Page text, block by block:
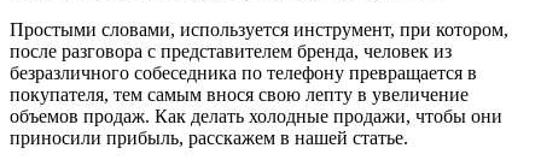
Простыми словами, используется инструмент, при котором,
после разговора с представителем бренда, человек из
безразличного собеседника по телефону превращается в
покупателя, тем самым внося свою лепту в увеличение
объемов продаж. Как делать холодные продажи, чтобы они
приносили прибыль, расскажем в нашей статье.